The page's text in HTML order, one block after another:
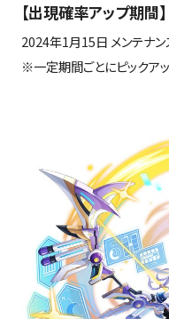
【出現確率アップ期間】
2024年1月15日 メンテナ
※一定期間ごとにピックア